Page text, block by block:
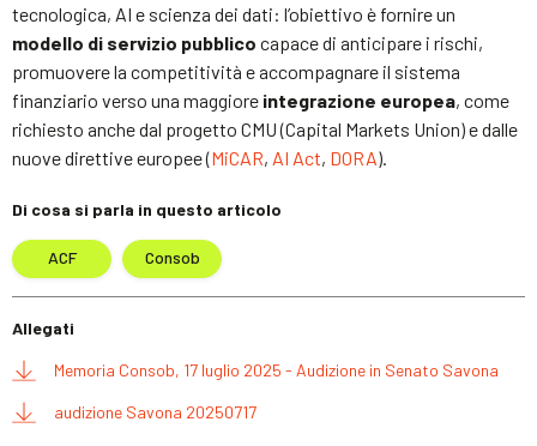
tecnologica, AI e scienza dei dati: l’obiettivo è fornire un
modello di servizio pubblico capace di anticipare i rischi,
promuovere la competitività e accompagnare il sistema
finanziario verso una maggiore integrazione europea, come
richiesto anche dal progetto CMU (Capital Markets Union) e dalle
nuove direttive europee (MiCAR, AI Act, DORA).
Di cosa si parla in questo articolo
ACF Consob
Allegati
Memoria Consob, 17 luglio 2025 - Audizione in Senato Savona
audizione Savona 20250717